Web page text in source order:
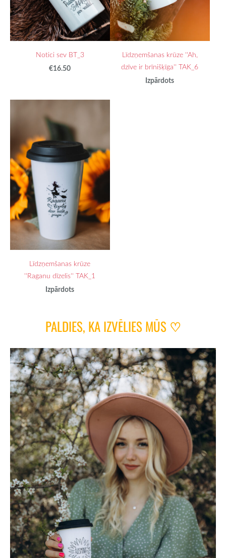
PALDIES, KA IZVĒLIES MŪS ♡
Notici sev BT_3
€16.50
Līdzņemšanas krūze ''Ah,
dzīve ir brīnišķīga'' TAK_6
Izpārdots
Līdzņemšanas krūze
''Raganu dīzelis'' TAK_1
Izpārdots